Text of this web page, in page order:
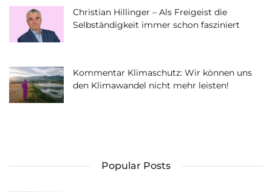
Christian Hillinger – Als Freigeist die
Selbständigkeit immer schon fasziniert
Kommentar Klimaschutz: Wir können uns
den Klimawandel nicht mehr leisten!
Popular Posts